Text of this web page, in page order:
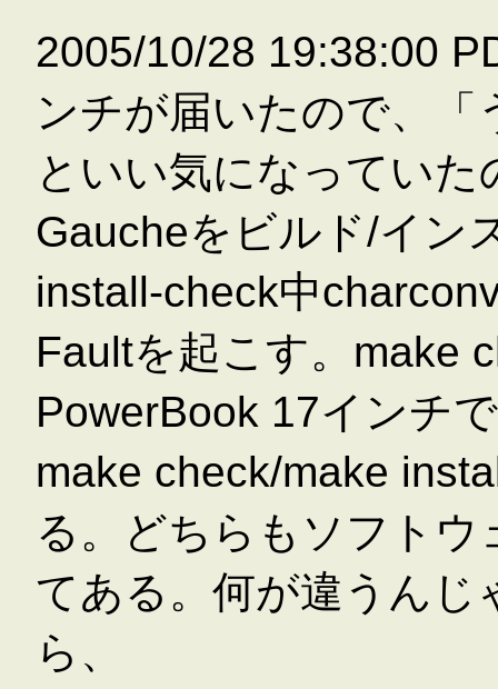
2005/10/28 19:38:00
ンチが届いたので、
といい気になってい
Gaucheをビルド/イン
install-check中
Faultを起こす。make
PowerBook 17インチ
make check/make
る。どちらもソフト
てある。何が違うんじ
ら、